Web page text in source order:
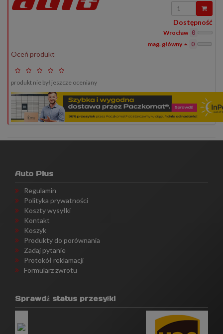
Wprowadź
ilość
Dostępność
Wrocław 0
0
Oceń produkt
produkt nie był jeszcze oceniany
Auto Plus
Regulamin
Polityka prywatności
Koszty wysyłki
Kontakt
Koszyk
Produkty do porównania
Zadaj pytanie
Protokół reklamacji
Formularz zwrotu
Sprawdź status przesyłki